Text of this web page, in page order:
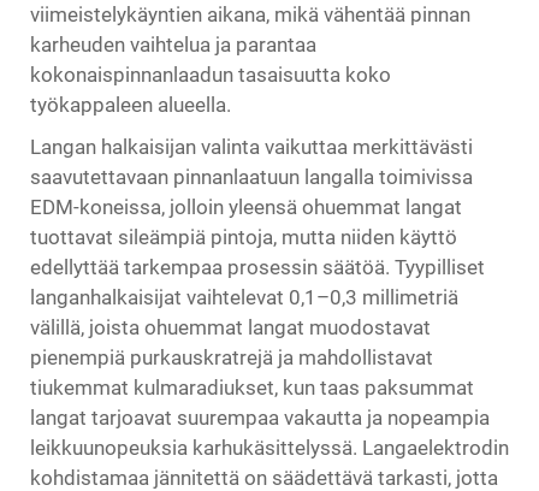
viimeistelykäyntien aikana, mikä vähentää pinnan
karheuden vaihtelua ja parantaa
kokonaispinnanlaadun tasaisuutta koko
työkappaleen alueella.
Langan halkaisijan valinta vaikuttaa merkittävästi
saavutettavaan pinnanlaatuun langalla toimivissa
EDM-koneissa, jolloin yleensä ohuemmat langat
tuottavat sileämpiä pintoja, mutta niiden käyttö
edellyttää tarkempaa prosessin säätöä. Tyypilliset
langanhalkaisijat vaihtelevat 0,1–0,3 millimetriä
välillä, joista ohuemmat langat muodostavat
pienempiä purkauskratrejä ja mahdollistavat
tiukemmat kulmaradiukset, kun taas paksummat
langat tarjoavat suurempaa vakautta ja nopeampia
leikkuunopeuksia karhukäsittelyssä. Langaelektrodin
kohdistamaa jännitettä on säädettävä tarkasti, jotta